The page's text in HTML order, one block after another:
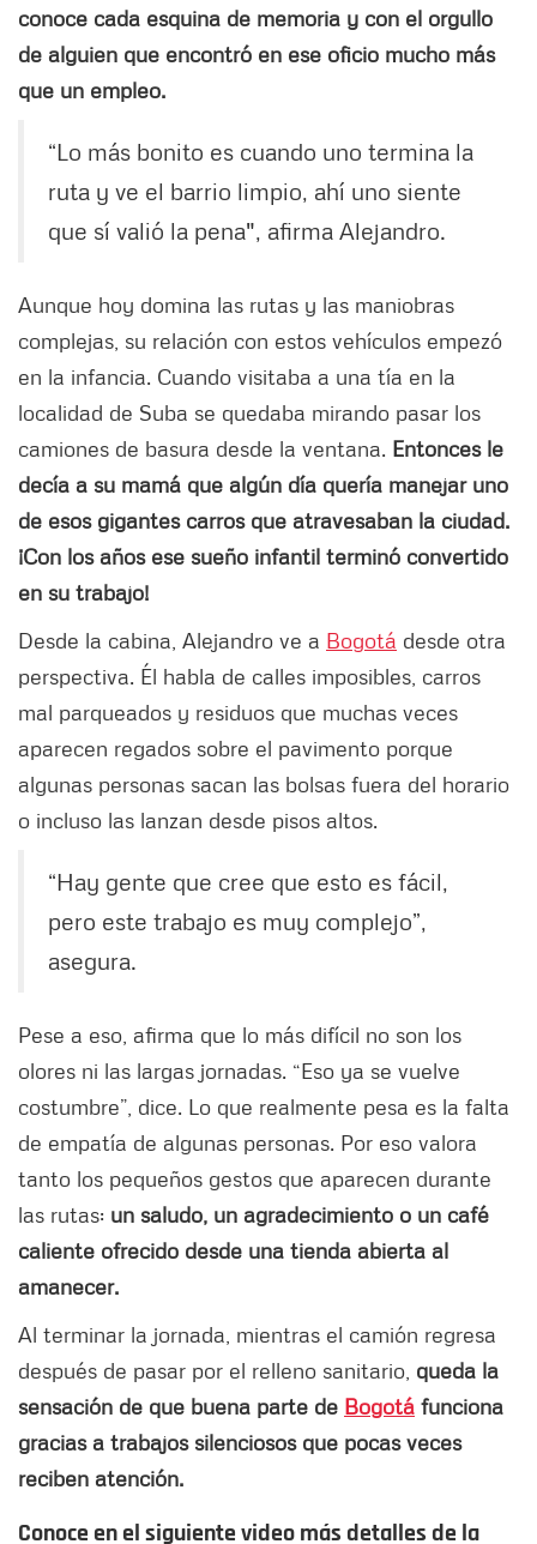
conoce cada esquina de memoria y con el orgullo
de alguien que encontró en ese oficio mucho más
que un empleo.
“Lo más bonito es cuando uno termina la
ruta y ve el barrio limpio, ahí uno siente
que sí valió la pena", afirma Alejandro.
Aunque hoy domina las rutas y las maniobras
complejas, su relación con estos vehículos empezó
en la infancia. Cuando visitaba a una tía en la
localidad de Suba se quedaba mirando pasar los
camiones de basura desde la ventana. Entonces le
decía a su mamá que algún día quería manejar uno
de esos gigantes carros que atravesaban la ciudad.
¡Con los años ese sueño infantil terminó convertido
en su trabajo!
Desde la cabina, Alejandro ve a Bogotá desde otra
perspectiva. Él habla de calles imposibles, carros
mal parqueados y residuos que muchas veces
aparecen regados sobre el pavimento porque
algunas personas sacan las bolsas fuera del horario
o incluso las lanzan desde pisos altos.
“Hay gente que cree que esto es fácil,
pero este trabajo es muy complejo”,
asegura.
Pese a eso, afirma que lo más difícil no son los
olores ni las largas jornadas. “Eso ya se vuelve
costumbre”, dice. Lo que realmente pesa es la falta
de empatía de algunas personas. Por eso valora
tanto los pequeños gestos que aparecen durante
las rutas: un saludo, un agradecimiento o un café
caliente ofrecido desde una tienda abierta al
amanecer.
Al terminar la jornada, mientras el camión regresa
después de pasar por el relleno sanitario, queda la
sensación de que buena parte de Bogotá funciona
gracias a trabajos silenciosos que pocas veces
reciben atención.
Conoce en el siguiente video más detalles de la